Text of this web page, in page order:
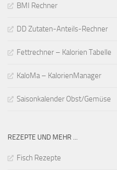
BMI Rechner
DD Zutaten-Anteils-Rechner
Fettrechner – Kalorien Tabelle
KaloMa – KalorienManager
Saisonkalender Obst/Gemüse
REZEPTE UND MEHR ...
Fisch Rezepte